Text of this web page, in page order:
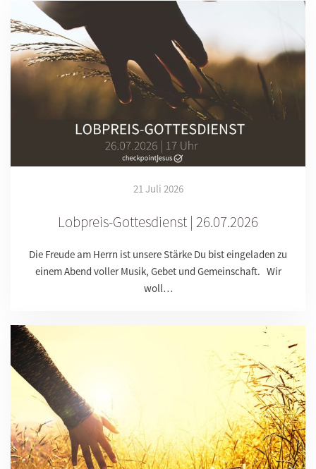
21 Juli 2026
Lobpreis-Gottesdienst | 26.07.2026
Die Freude am Herrn ist unsere Stärke Du bist eingeladen zu
einem Abend voller Musik, Gebet und Gemeinschaft. Wir
woll…